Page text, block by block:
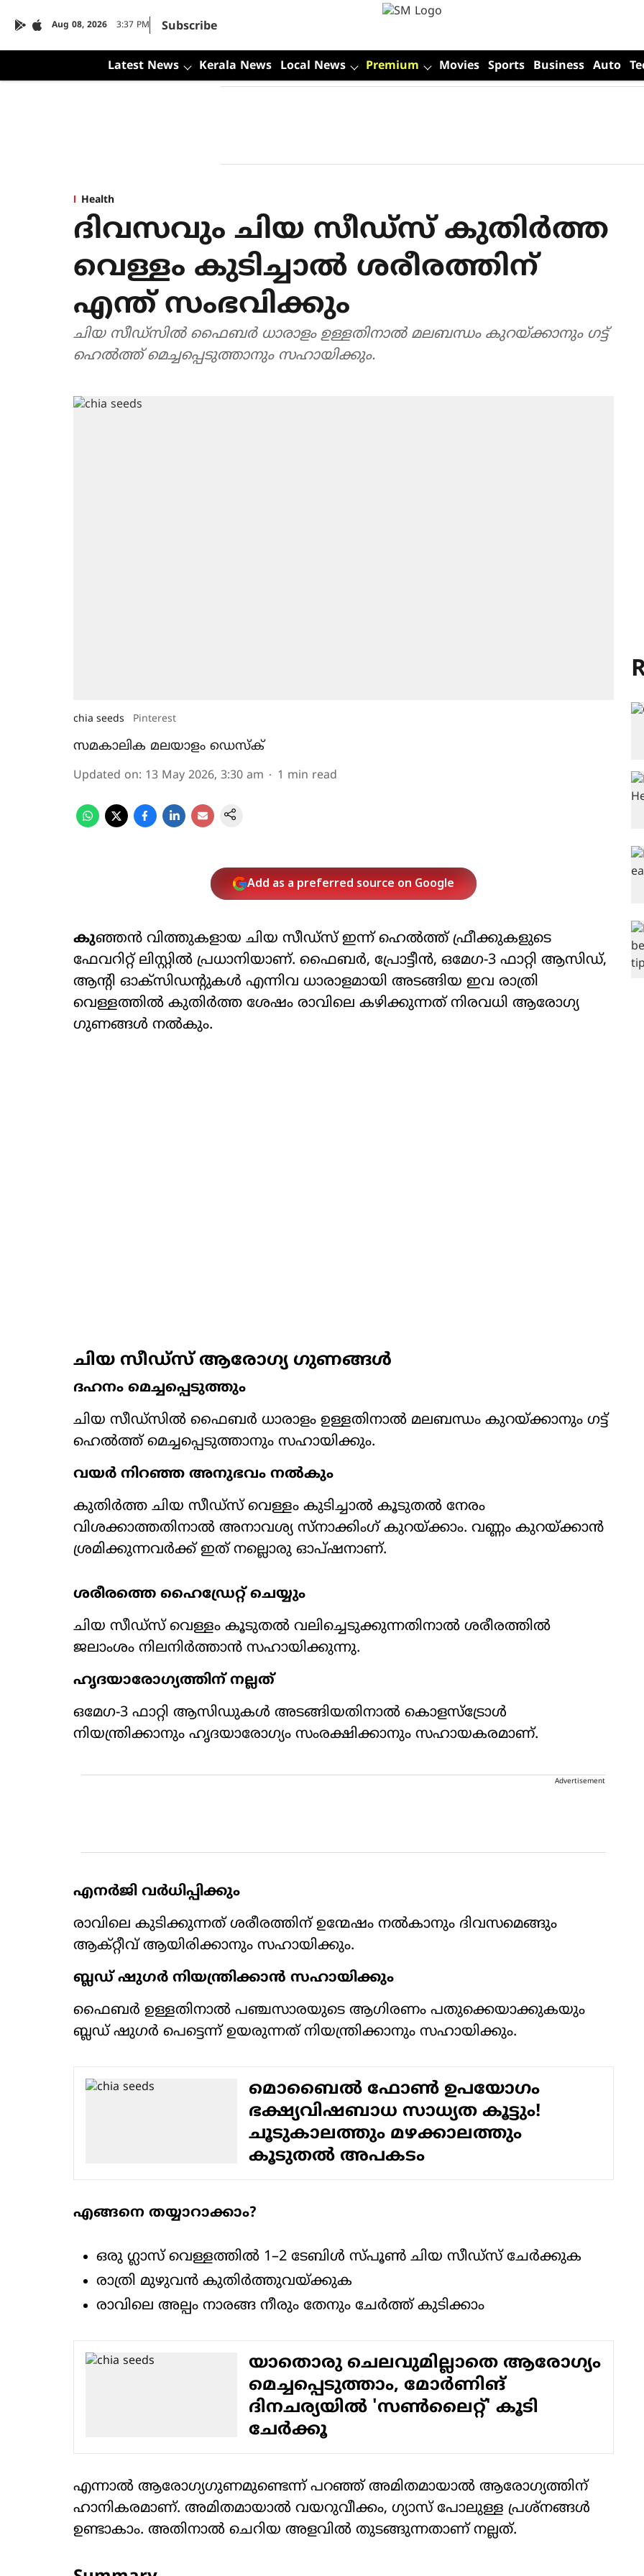
Aug 08, 2026 3:37 PM Subscribe
Latest News Kerala News Local News Premium Movies Sports Business Auto
Health
ദിവസവും ചിയ സീഡ്സ് കുതിർത്ത
വെള്ളം കുടിച്ചാൽ ശരീരത്തിന്
എന്ത് സംഭവിക്കും
ചിയ സീഡ്സിൽ ഫൈബർ ധാരാളം ഉള്ളതിനാൽ മലബന്ധം കുറയ്ക്കാനും ഗട്ട്
ഹെൽത്ത് മെച്ചപ്പെടുത്താനും സഹായിക്കും.
chia seeds Pinterest
സമകാലിക മലയാളം ഡെസ്ക്
Updated on: 13 May 2026, 3:30 am 1 min read
Add as a preferred source on Google
കുഞ്ഞൻ വിത്തുകളായ ചിയ സീഡ്സ് ഇന്ന് ഹെൽത്ത് ഫ്രീക്കുകളുടെ
ഫേവറിറ്റ് ലിസ്റ്റിൽ പ്രധാനിയാണ്. ഫൈബർ, പ്രോട്ടീൻ, ഒമേഗ-3 ഫാറ്റി ആസിഡ്,
ആന്റി ഓക്സിഡന്റുകൾ എന്നിവ ധാരാളമായി അടങ്ങിയ ഇവ രാത്രി
വെള്ളത്തിൽ കുതിർത്ത ശേഷം രാവിലെ കഴിക്കുന്നത് നിരവധി ആരോ​ഗ്യ​
ഗുണങ്ങൾ നൽകും.
ചിയ സീഡ്സ് ആരോ​ഗ്യ ഗുണങ്ങൾ
ദഹനം മെച്ചപ്പെടുത്തും
ചിയ സീഡ്സിൽ ഫൈബർ ധാരാളം ഉള്ളതിനാൽ മലബന്ധം കുറയ്ക്കാനും ഗട്ട്
ഹെൽത്ത് മെച്ചപ്പെടുത്താനും സഹായിക്കും.
വയർ നിറഞ്ഞ അനുഭവം നൽകും
കുതിർത്ത ചിയ സീഡ്സ് വെള്ളം കുടിച്ചാൽ കൂടുതൽ നേരം
വിശക്കാത്തതിനാൽ അനാവശ്യ സ്നാക്കിംഗ് കുറയ്ക്കാം. വണ്ണം കുറയ്ക്കാൻ
ശ്രമിക്കുന്നവർക്ക് ഇത് നല്ലൊരു ഓപ്ഷനാണ്.
ശരീരത്തെ ഹൈഡ്രേറ്റ് ചെയ്യും
ചിയ സീഡ്സ് വെള്ളം കൂടുതൽ വലിച്ചെടുക്കുന്നതിനാൽ ശരീരത്തിൽ
ജലാംശം നിലനിർത്താൻ സഹായിക്കുന്നു.
ഹൃദയാരോഗ്യത്തിന് നല്ലത്
ഒമേഗ-3 ഫാറ്റി ആസിഡുകൾ അടങ്ങിയതിനാൽ കൊളസ്ട്രോൾ
നിയന്ത്രിക്കാനും ഹൃദയാരോഗ്യം സംരക്ഷിക്കാനും സഹായകരമാണ്.
Advertisement
എനർജി വർധിപ്പിക്കും
രാവിലെ കുടിക്കുന്നത് ശരീരത്തിന് ഉന്മേഷം നൽകാനും ദിവസമെങ്ങും
ആക്റ്റീവ് ആയിരിക്കാനും സഹായിക്കും.
ബ്ലഡ് ഷുഗർ നിയന്ത്രിക്കാൻ സഹായിക്കും
ഫൈബർ ഉള്ളതിനാൽ പഞ്ചസാരയുടെ ആഗിരണം പതുക്കെയാക്കുകയും
ബ്ലഡ് ഷുഗർ പെട്ടെന്ന് ഉയരുന്നത് നിയന്ത്രിക്കാനും സഹായിക്കും.
മൊബൈൽ ഫോൺ ഉപയോ​ഗം
ഭക്ഷ്യവിഷബാധ സാധ്യത കൂട്ടും!
ചൂടുകാലത്തും മഴക്കാലത്തും
കൂടുതൽ അപകടം
എങ്ങനെ തയ്യാറാക്കാം?
ഒരു ഗ്ലാസ് വെള്ളത്തിൽ 1–2 ടേബിൾ സ്പൂൺ ചിയ സീഡ്സ് ചേർക്കുക
രാത്രി മുഴുവൻ കുതിർത്തുവയ്ക്കുക
രാവിലെ അല്പം നാരങ്ങ നീരും തേനും ചേർത്ത് കുടിക്കാം
യാതൊരു ചെലവുമില്ലാതെ ആരോ​ഗ്യം
മെച്ചപ്പെടുത്താം, മോർണിങ്
ദിനചര്യയിൽ 'സൺലൈറ്റ്' കൂടി
ചേർക്കൂ
എന്നാൽ ആരോഗ്യഗുണമുണ്ടെന്ന് പറഞ്ഞ് അമിതമായാൽ ആരോഗ്യത്തിന്
ഹാനികരമാണ്. അമിതമായാൽ വയറുവീക്കം, ഗ്യാസ് പോലുള്ള പ്രശ്നങ്ങൾ
ഉണ്ടാകാം. അതിനാൽ ചെറിയ അളവിൽ തുടങ്ങുന്നതാണ് നല്ലത്.